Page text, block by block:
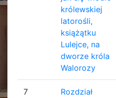
królewskiej
latorośli,
książątku
Lulejce, na
dworze króla
Walorozy
7
Rozdział